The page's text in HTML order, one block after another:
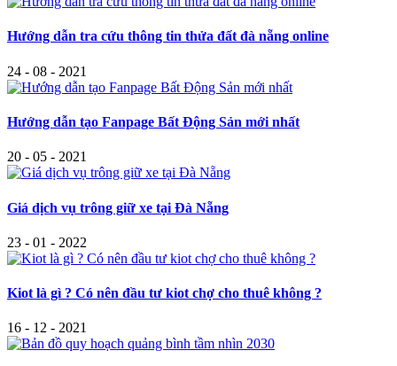
Hướng dẫn tra cứu thông tin thửa đất đà nẵng online
24 - 08 - 2021
Hướng dẫn tạo Fanpage Bất Động Sản mới nhất
20 - 05 - 2021
Giá dịch vụ trông giữ xe tại Đà Nẵng
23 - 01 - 2022
Kiot là gì ? Có nên đầu tư kiot chợ cho thuê không ?
16 - 12 - 2021